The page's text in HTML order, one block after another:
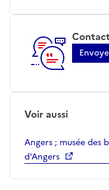
Voir aussi
Angers ; musée des
d'Angers